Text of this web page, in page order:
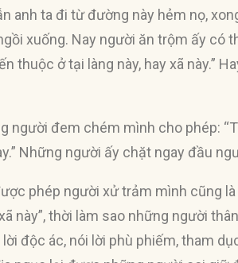
anh ta đi từ đường này hẻm nọ,
xuống. Nay người ăn trộm ấy có
thuộc ở tại làng này, hay xã này.”
người đem chém mình cho phép:
Những người ấy chặt ngay đầu
phép người xử trảm mình cũng
này”, thời làm sao những người
độc ác, nói lời phù phiếm, tham